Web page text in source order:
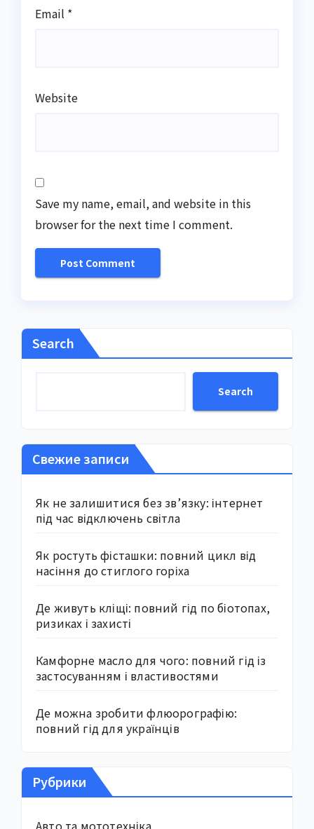
Email *
Website
Save my name, email, and website in this
browser for the next time I comment.
Search
Search
Свежие записи
Як не залишитися без зв’язку: інтернет
під час відключень світла
Як ростуть фісташки: повний цикл від
насіння до стиглого горіха
Де живуть кліщі: повний гід по біотопах,
ризиках і захисті
Камфорне масло для чого: повний гід із
застосуванням і властивостями
Де можна зробити флюорографію:
повний гід для українців
Рубрики
Авто та мототехніка